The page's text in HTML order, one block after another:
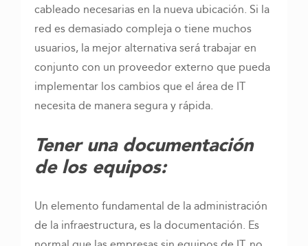
cableado necesarias en la nueva ubicación. Si la
red es demasiado compleja o tiene muchos
usuarios, la mejor alternativa será trabajar en
conjunto con un proveedor externo que pueda
implementar los cambios que el área de IT
necesita de manera segura y rápida.
Tener una documentación
de los equipos:
Un elemento fundamental de la administración
de la infraestructura, es la documentación. Es